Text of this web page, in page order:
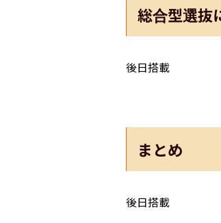
総合型選抜
後日搭載
まとめ
後日搭載